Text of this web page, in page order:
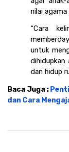
nilai
“Cara
untuk
dan hidup
Baca Juga :
dan Cara